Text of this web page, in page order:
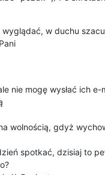
wyglądać, w duchu
nie mogę wysłać ich e-
wolnością, gdyż
spotkać, dzisiaj to